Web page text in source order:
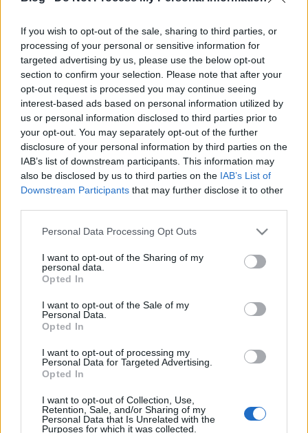
If you wish to opt-out of the sale, sharing to third parties, or
processing of your personal or sensitive information for
targeted advertising by us, please use the below opt-out
section to confirm your selection. Please note that after your
opt-out request is processed you may continue seeing
interest-based ads based on personal information utilized by
us or personal information disclosed to third parties prior to
your opt-out. You may separately opt-out of the further
disclosure of your personal information by third parties on the
IAB’s list of downstream participants. This information may
also be disclosed by us to third parties on the IAB’s List of
Downstream Participants that may further disclose it to other
Please note that this website/app uses one or more Google
not limited to your visit or usage behaviour. You may click to
grant or deny consent to Google and its third-party tags to
use your data for below specified purposes in below Google
consent section.
Personal Data Processing Opt Outs
I want to opt-out of the Sharing of my
personal data.
Opted In
I want to opt-out of the Sale of my
Personal Data.
Opted In
I want to opt-out of processing my
Personal Data for Targeted Advertising.
Opted In
I want to opt-out of Collection, Use,
Retention, Sale, and/or Sharing of my
Personal Data that Is Unrelated with the
Purposes for which it was collected.
érdekeltségű felkészülési mérkőzések sora.
Szombaton...
Ezüstérmes a Miskolc Iglóban
Hblog•2012. augusztus 24.
A Szepességi Kupa harmadik napján a miskolciak a
lengyel bajnokság legutóbbi ötödik helyezettje, a
GKS Tychy ellen játszottak. Az első és a második ...
Derek Ryan máris a Villaché
F. Kapus•2012. augusztus 24.
"A mai napon egy ötoldalú megállapodás keretében
döntés született arról, hogy a 2012/13-as szezonban
Dancsfalvi és Revák az FTC-ben
F. Kapus•2012. augusztus 24.
Ferencváros játékosa, a kerethez pedig három új
jégkorongozó csatlakozott, kettő viszont ...